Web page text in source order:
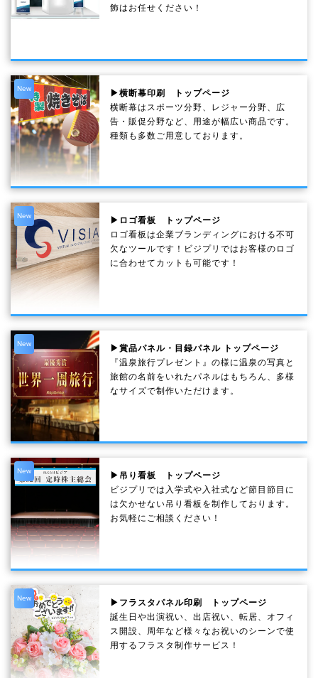
飾はお任せください！
New
▶横断幕印刷 トップページ
横断幕はスポーツ分野、レジャー分野、広
告・販促分野など、用途が幅広い商品です。
種類も多数ご用意しております。
New
▶ロゴ看板 トップページ
ロゴ看板は企業ブランディングにおける不可
欠なツールです！ビジプリではお客様のロゴ
に合わせてカットも可能です！
New
▶賞品パネル・目録パネル トップページ
『温泉旅行プレゼント』の様に温泉の写真と
旅館の名前をいれたパネルはもちろん、多様
なサイズで制作いただけます。
New
▶吊り看板 トップページ
ビジプリでは入学式や入社式など節目節目に
は欠かせない吊り看板を制作しております。
お気軽にご相談ください！
New
▶フラスタパネル印刷 トップページ
誕生日や出演祝い、出店祝い、転居、オフィ
ス開設、周年など様々なお祝いのシーンで使
用するフラスタ制作サービス！